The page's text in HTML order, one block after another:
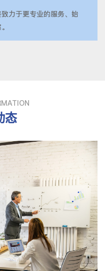
力于更专业的服务、始
态